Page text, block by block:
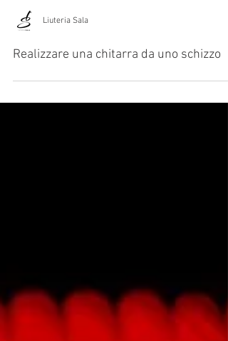
Liuteria Sala
Realizzare una chitarra da uno schizzo